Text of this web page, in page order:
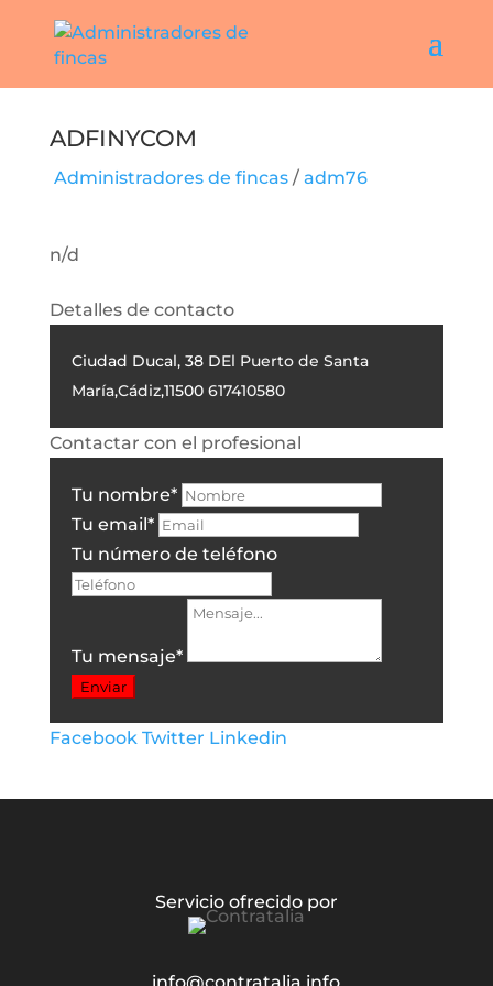
Adfinycom
Administradores de fincas/ adm76
n/d
Detalles de contacto
Ciudad Ducal, 38 DEl Puerto de Santa
María,Cádiz,11500 617410580
Contactar con el profesional
Tu nombre*
Tu email*
Tu número de teléfono
Tu mensaje*
Enviar
Facebook Twitter Linkedin
Servicio ofrecido por